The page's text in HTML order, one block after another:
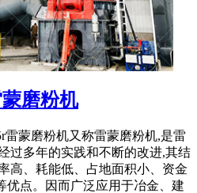
磨粉机
雷蒙磨粉机又称雷蒙磨粉机,是雷
过多年的实践和不断的改进,其结
高、耗能低、占地面积小、资金
优点。因而广泛应用于冶金、建